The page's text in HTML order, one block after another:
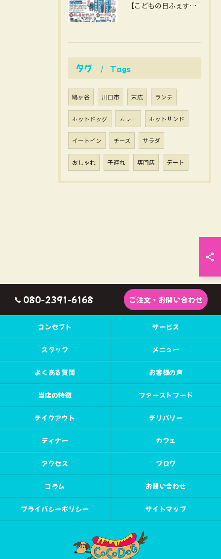
【こどもの日ふぇすた】
タグ Tags
鳩ヶ谷 川口市 末広 ランチ
ホットドッグ カレー ホットサンド
イートイン チーズ サラダ
おしゃれ 子連れ 専門店 デート
080-2391-6168 ご注文・お問い合わせ
コンセプト サービス
スタッフ メニュー
よくある質問 お客様の声
当店の特徴 ファーストフード
テイクアウト デリバリー
ディナー カフェ
アクセス ブログ
コラム お問い合わせ
プライバシーポリシー サイトマップ